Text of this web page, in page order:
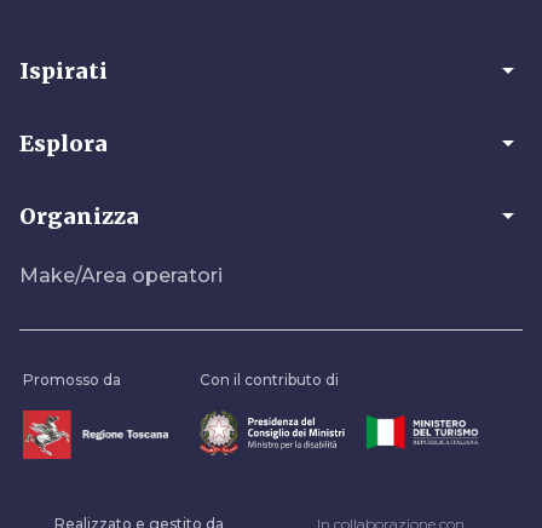
Ispirati arrow_drop_down
Esplora arrow_drop_down
Organizza arrow_drop_down
Make/Area operatori
Promosso da Con il contributo di
Realizzato e gestito da In collaborazione con